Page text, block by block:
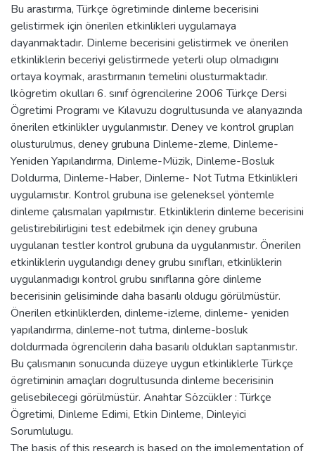
Bu arastırma, Türkçe ögretiminde dinleme becerisini
gelistirmek için önerilen etkinlikleri uygulamaya
dayanmaktadır. Dinleme becerisini gelistirmek ve önerilen
etkinliklerin beceriyi gelistirmede yeterli olup olmadıgını
ortaya koymak, arastırmanın temelini olusturmaktadır.
lkögretim okulları 6. sınıf ögrencilerine 2006 Türkçe Dersi
Ögretimi Programı ve Kılavuzu dogrultusunda ve alanyazında
önerilen etkinlikler uygulanmıstır. Deney ve kontrol grupları
olusturulmus, deney grubuna Dinleme-zleme, Dinleme-
Yeniden Yapılandırma, Dinleme-Müzik, Dinleme-Bosluk
Doldurma, Dinleme-Haber, Dinleme- Not Tutma Etkinlikleri
uygulamıstır. Kontrol grubuna ise geleneksel yöntemle
dinleme çalısmaları yapılmıstır. Etkinliklerin dinleme becerisini
gelistirebilirligini test edebilmek için deney grubuna
uygulanan testler kontrol grubuna da uygulanmıstır. Önerilen
etkinliklerin uygulandıgı deney grubu sınıfları, etkinliklerin
uygulanmadıgı kontrol grubu sınıflarına göre dinleme
becerisinin gelisiminde daha basarılı oldugu görülmüstür.
Önerilen etkinliklerden, dinleme-izleme, dinleme- yeniden
yapılandırma, dinleme-not tutma, dinleme-bosluk
doldurmada ögrencilerin daha basarılı oldukları saptanmıstır.
Bu çalısmanın sonucunda düzeye uygun etkinliklerle Türkçe
ögretiminin amaçları dogrultusunda dinleme becerisinin
gelisebilecegi görülmüstür. Anahtar Sözcükler : Türkçe
Ögretimi, Dinleme Edimi, Etkin Dinleme, Dinleyici
Sorumlulugu.